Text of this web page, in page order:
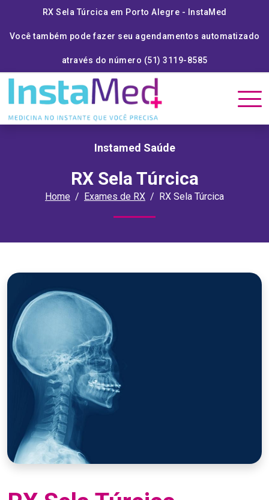
RX Sela Túrcica em Porto Alegre - InstaMed
Você também pode fazer seu agendamentos automatizado
através do número (51) 3119-8585
Instamed Saúde
RX Sela Túrcica
Home Exames de RX RX Sela Túrcica